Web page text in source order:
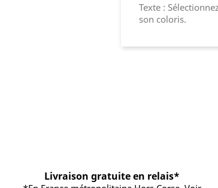
Texte :
son coloris.
Livraison gratuite en relais*